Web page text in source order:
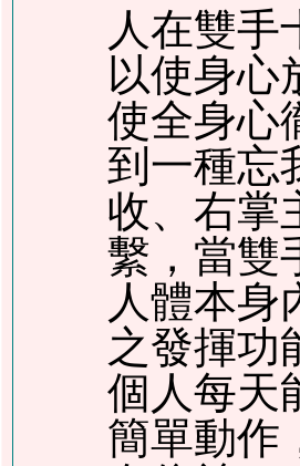
人在雙手
以使身心
使全身心
到一種忘
收、右掌
繫，當雙
人體本身
之發揮功
個人每天
簡單動作